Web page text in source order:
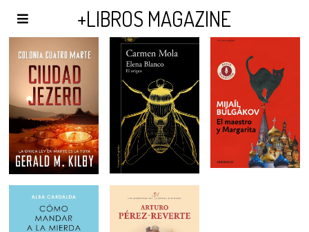
+LIBROS MAGAZINE